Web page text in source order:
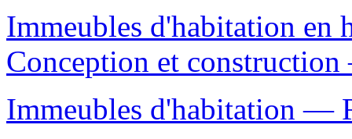
Immeubles d'habitation
Conception et
Immeubles d'habitation —